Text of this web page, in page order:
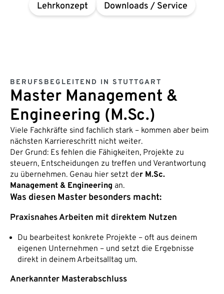
Lehrkonzept
Downloads / Service
BERUFSBEGLEITEND IN STUTTGART
Master Management &
Engineering (M.Sc.)
Viele Fachkräfte sind fachlich stark – kommen aber beim
nächsten Karriereschritt nicht weiter.
Der Grund: Es fehlen die Fähigkeiten, Projekte zu
steuern, Entscheidungen zu treffen und Verantwortung
zu übernehmen. Genau hier setzt der M.Sc.
Management & Engineering an.
Was diesen Master besonders macht:
Praxisnahes Arbeiten mit direktem Nutzen
Du bearbeitest konkrete Projekte – oft aus deinem
eigenen Unternehmen – und setzt die Ergebnisse
direkt in deinem Arbeitsalltag um.
Anerkannter Masterabschluss